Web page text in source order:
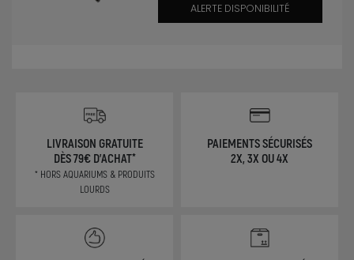
ALERTE DISPONIBILITÉ
LIVRAISON GRATUITE
DÈS 79€ D'ACHAT*
* HORS AQUARIUMS & PRODUITS
LOURDS
PAIEMENTS SÉCURISÉS
2X, 3X OU 4X